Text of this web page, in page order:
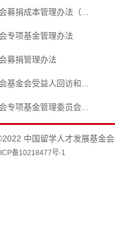
募捐成本管理办法（...
专项基金管理办法
募捐管理办法
基金会受益人回访和...
专项基金管理委员会...
中国留学人才发展基金会
备10218477号-1